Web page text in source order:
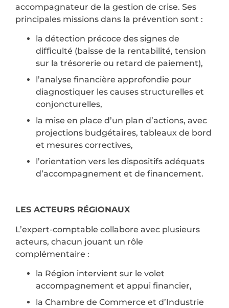
accompagnateur de la gestion de crise. Ses
principales missions dans la prévention sont :
la détection précoce des signes de
difficulté (baisse de la rentabilité, tension
sur la trésorerie ou retard de paiement),
l’analyse financière approfondie pour
diagnostiquer les causes structurelles et
conjoncturelles,
la mise en place d’un plan d’actions, avec
projections budgétaires, tableaux de bord
et mesures correctives,
l’orientation vers les dispositifs adéquats
d’accompagnement et de financement.
LES ACTEURS RÉGIONAUX
L’expert-comptable collabore avec plusieurs
acteurs, chacun jouant un rôle
complémentaire :
la Région intervient sur le volet
accompagnement et appui financier,
la Chambre de Commerce et d’Industrie